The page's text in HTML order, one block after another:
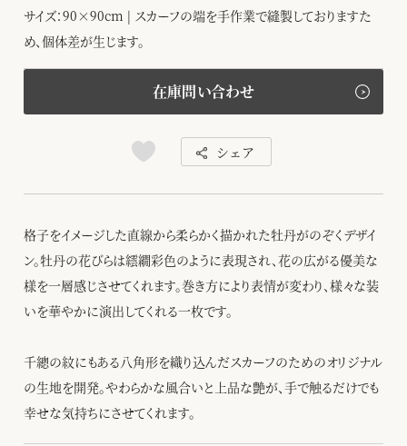
サイズ：90×90cm | スカーフの端を手作業で縫製しておりますた
め、個体差が生じます。
在庫問い合わせ
シェア
格子をイメージした直線から柔らかく描かれた牡丹がのぞくデザイ
ン。牡丹の花びらは繧繝彩色のように表現され、花の広がる優美な
様を一層感じさせてくれます。巻き方により表情が変わり、様々な装
いを華やかに演出してくれる一枚です。
千總の紋にもある八角形を織り込んだスカーフのためのオリジナル
の生地を開発。やわらかな風合いと上品な艶が、手で触るだけでも
幸せな気持ちにさせてくれます。